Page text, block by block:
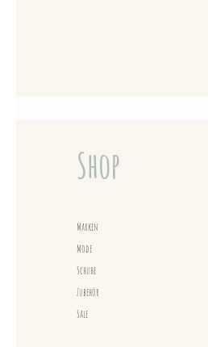
Shop
Marken
Mode
Schuhe
Zubehör
Sale